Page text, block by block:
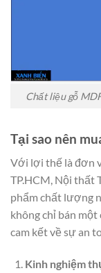
Chất liệu gỗ
Tại sao nên
Với lợi thế là đơn
TP.HCM, Nội thất
phẩm chất lượng
không chỉ bán
cam kết về sự an
Kinh nghiệm